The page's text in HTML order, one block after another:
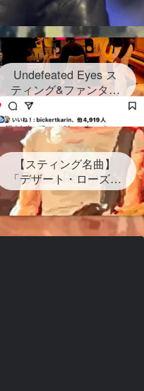
Undefeated Eyes ス
ティング&ファンタス
ティック・ネグリート
新曲発表！2024年6月
28日金！グラミー賞受
賞連続3回 しかし再ス
タートは路上だった
【スティング名曲】
「デザート・ローズ」
砂漠のバラは？岩？歌
詞・和訳・背景どんな
曲？